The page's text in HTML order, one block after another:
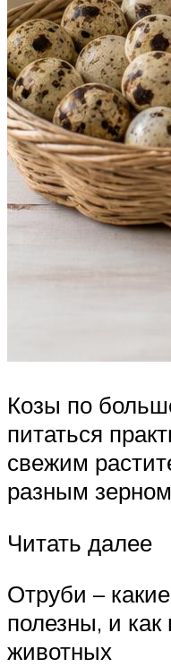
Козы по
питаться
свежим
разным
Читать далее
Отруби –
полезны, и
животных